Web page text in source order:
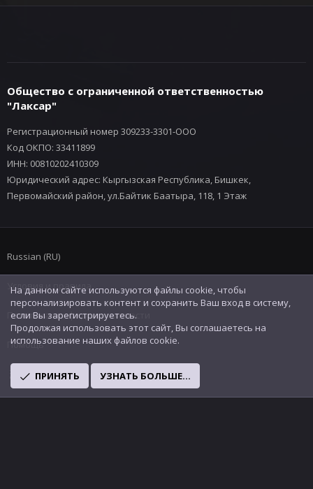
Общество с ограниченной ответственностью
"Лаксар"
Регистрационный номер 309233-3301-ООО
Код ОКПО: 33411899
ИНН: 00810202410309
Юридический адрес: Кыргызская Республика, Бишкек,
Первомайский район, ул.Байтик Баатыра, 118, 1 Этаж
Russian (RU)
Условия и правила
Политика конфиденциальности
Помощь
R
S
На данном сайте используются файлы cookie, чтобы
персонализировать контент и сохранить Ваш вход в систему,
если Вы зарегистрируетесь.
Продолжая использовать этот сайт, Вы соглашаетесь на
использование наших файлов cookie.
ПРИНЯТЬ УЗНАТЬ БОЛЬШЕ...